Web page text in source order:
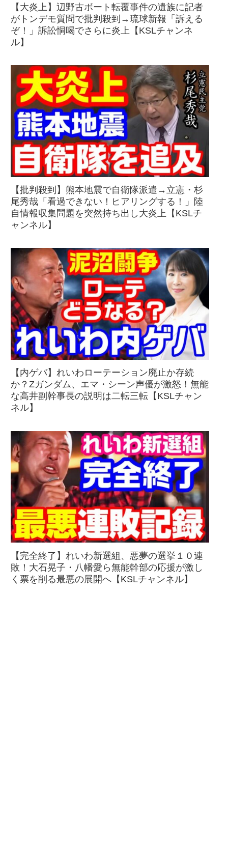
【大炎上】辺野古ボート転覆事件の遺族に記者
がトンデモ質問で批判殺到→琉球新報「訴える
ぞ！」訴訟恫喝でさらに炎上【KSLチャンネ
ル】
【批判殺到】熊本地震で自衛隊派遣→立憲・杉
尾秀哉「看過できない！ヒアリングする！」陸
自情報収集問題を突然持ち出し大炎上【KSLチ
ャンネル】
【内ゲバ】れいわローテーション廃止か存続
か？Zガンダム、エマ・シーン声優が激怒！無能
な高井副幹事長の説明は二転三転【KSLチャン
ネル】
【完全終了】れいわ新選組、悪夢の選挙１０連
敗！大石晃子・八幡愛ら無能幹部の応援が激し
く票を削る最悪の展開へ【KSLチャンネル】